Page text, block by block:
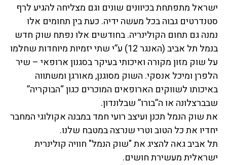
ישראל מתפתחת בכיוונים שונים וגם מצליחה להגיע לרף
סטנדרטים גבוה בכל מעשה ידיה. כעת בין תחומים אלו
נמנה גם תחום הקולינריה. בחודשים אלו נפתח שוק חדש
בנמל תל אביב (האנגר 12) ע”י שתי יזמיות מיוחדות שחלמו
על שוק מזון מקורה ואיכותי בעיקר בסגנון ארופאי – שיר
הלפרן ומיכל אנסקי. השוק מסוגנן, מאורגן ומשתווה
באיכותו לשווקים הארופאים המוכרים כגון “הבוקריה”
שבברצלונה או ה”בורו” שבלונדון.
את שוק הנמל תכנן ועיצב רועי חמד במבנה אקולוגי המחבר
יחדיו את כל הטוב וטרי שנרצה במטבח שלנו.
תל אביב גאה להציג את "שוק הנמל" חוויה קולינרית
ישראלית מעשירת חושים.